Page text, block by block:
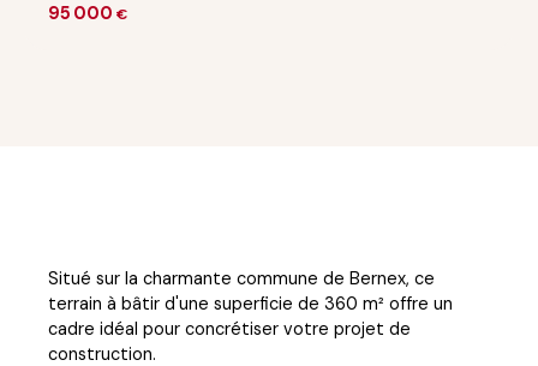
95 000 €
Situé sur la charmante commune de Bernex, ce
terrain à bâtir d'une superficie de 360 m² offre un
cadre idéal pour concrétiser votre projet de
construction.